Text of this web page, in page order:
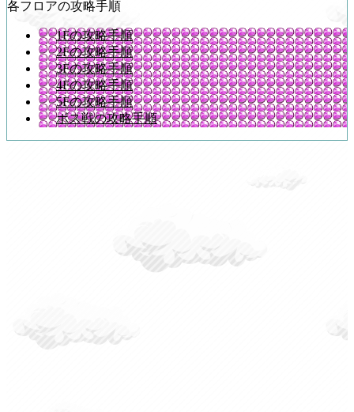
各フロアの攻略手順
1Fの攻略手順
2Fの攻略手順
3Fの攻略手順
4Fの攻略手順
5Fの攻略手順
ボス戦の攻略手順